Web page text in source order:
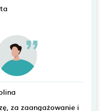
za zaangażowanie i